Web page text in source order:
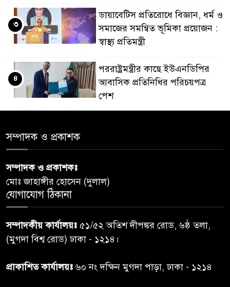
ডায়াবেটিস প্রতিরোধে বিজ্ঞান, ধর্ম ও
সমাজের সমন্বিত ভূমিকা প্রয়োজন :
স্বাস্থ্য প্রতিমন্ত্রী
৩
পররাষ্ট্রমন্ত্রীর কা‌ছে ইউএনডিপির
আবাসিক প্রতিনিধির পরিচয়পত্র
পেশ
৪
৫
ঝড়বৃষ্টির পূর্বাভাস
৬
অনুশ্রীর, মিলল হারমোনিয়াম
উপহার
৭
২০ আগস্ট রাষ্ট্রপতি নির্বাচন,
সম্পাদক ও প্রকাশক
সম্পাদক ও প্রকাশকঃ
মোঃ জাহাঙ্গীর হোসেন (দুলাল)
যোগাযোগ ঠিকানা
সম্পাদকীয় কার্যালয়ঃ ৫১/৫২ অতিশ দীপঙ্কর রোড, ৬ষ্ঠ তলা,
(মুগদা বিশ্ব রোড) ঢাকা - ১২১৪।
প্রাকাশিত কার্যালয়ঃ৬০ নং দক্ষিন মুগদা পাড়া, ঢাকা - ১২১৪